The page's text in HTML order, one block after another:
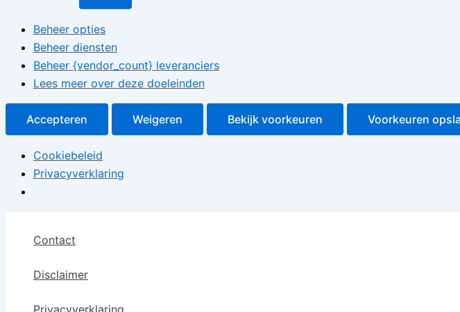
Beheer opties
Beheer diensten
Beheer {vendor_count} leveranciers
Lees meer over deze doeleinden
Accepteren Weigeren Bekijk voorkeuren Voorkeuren
Cookiebeleid
Privacyverklaring
inhoud
Contact
Disclaimer
Privacyverklaring